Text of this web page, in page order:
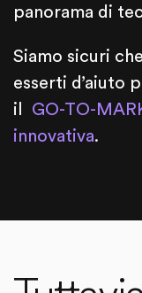
panorama di
Siamo sicuri
esserti d’aiuto
il GO-TO-
innovativa.